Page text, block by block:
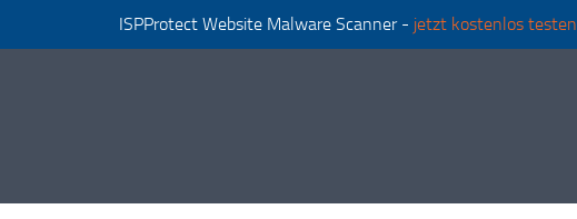
ISPProtect Website Malware Scanner - jetzt kostenlos testen